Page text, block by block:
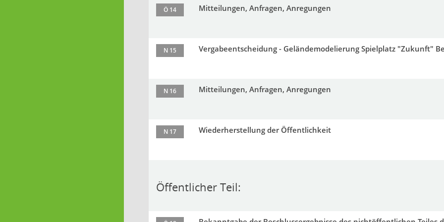
Ö 14 Mitteilungen, Anfragen, Anregungen
N 15 Vergabeentscheidung - Geländemodelierung Spielplatz "Zukunft"
N 16 Mitteilungen, Anfragen, Anregungen
N 17 Wiederherstellung der Öffentlichkeit
Öffentlicher Teil: